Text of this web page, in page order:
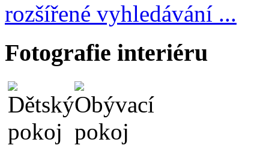
rozšířené vyhledávání ...
Fotografie interiéru